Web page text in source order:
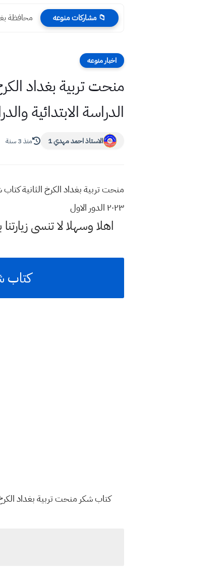
📁 مشاركات منوعه محافظة
اخبار منوعه
منحت تربية بغداد الكرخ
الدراسة الابتدائية والدراسة
الاستاذ احمد مهدي 1 منذ 3 سنة
٢٠٢٣ الدور الاول
اهلا وسهلالا تنسى
كتاب شكر مراقبات
كتاب شكر منحت تربية بغداد الكرخ